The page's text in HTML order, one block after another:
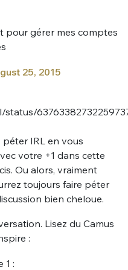
pour gérer mes comptes
25, 2015
IRL en vous
votre +1 dans cette
Ou alors, vraiment
toujours faire péter
bien cheloue.
Lisez du Camus
:
1 :